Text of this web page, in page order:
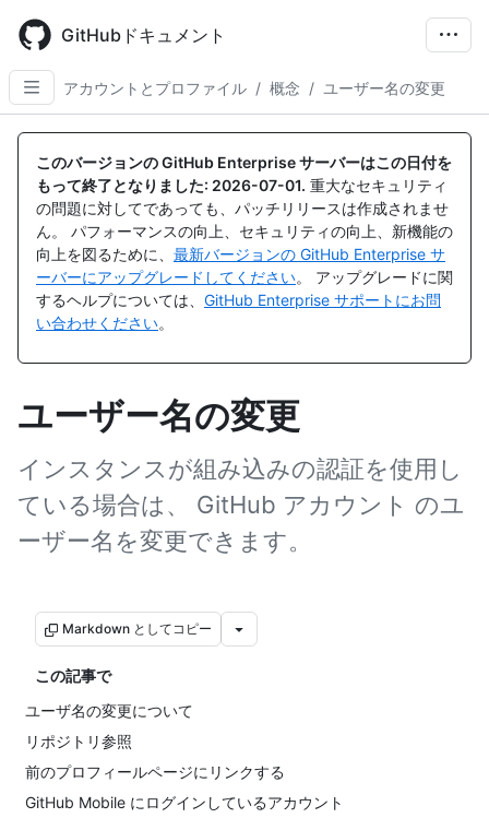
main
content
GitHubドキュメント
アカウントとプロファイル / 概念 / ユーザー名の変更
このバージョンの GitHub Enterprise サーバーはこの日付を
もって終了となりました: 2026-07-01. 重大なセキュリティ
の問題に対してであっても、パッチリリースは作成されませ
ん。 パフォーマンスの向上、セキュリティの向上、新機能の
向上を図るために、 最新バージョンの GitHub Enterprise サ
ーバーにアップグレードしてください。 アップグレードに関
するヘルプについては、 GitHub Enterprise サポートにお問
い合わせください。
ユーザー名の変更
インスタンスが組み込みの認証を使用し
ている場合は、 GitHub アカウント のユ
ーザー名を変更できます。
Markdown としてコピー
この記事で
ユーザ名の変更について
リポジトリ参照
前のプロフィールページにリンクする
GitHub Mobile にログインしているアカウント